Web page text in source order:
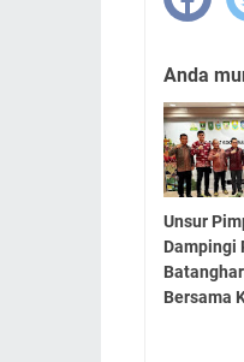
Anda
Unsur
Dampingi
Bersama